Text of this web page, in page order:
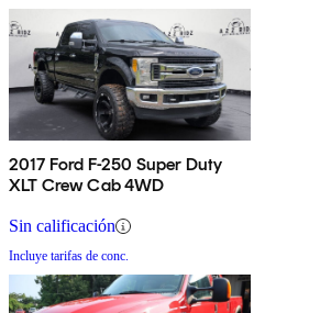
2017 Ford F-250 Super Duty
XLT Crew Cab 4WD
Sin calificación
Incluye tarifas de conc.